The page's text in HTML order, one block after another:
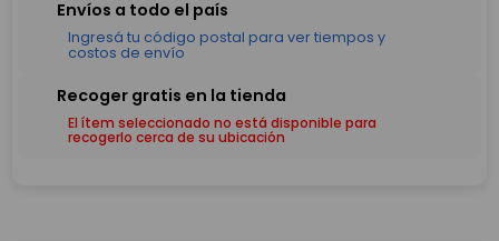
El ítem seleccionado no está disponible para
recogerlo cerca de su ubicación